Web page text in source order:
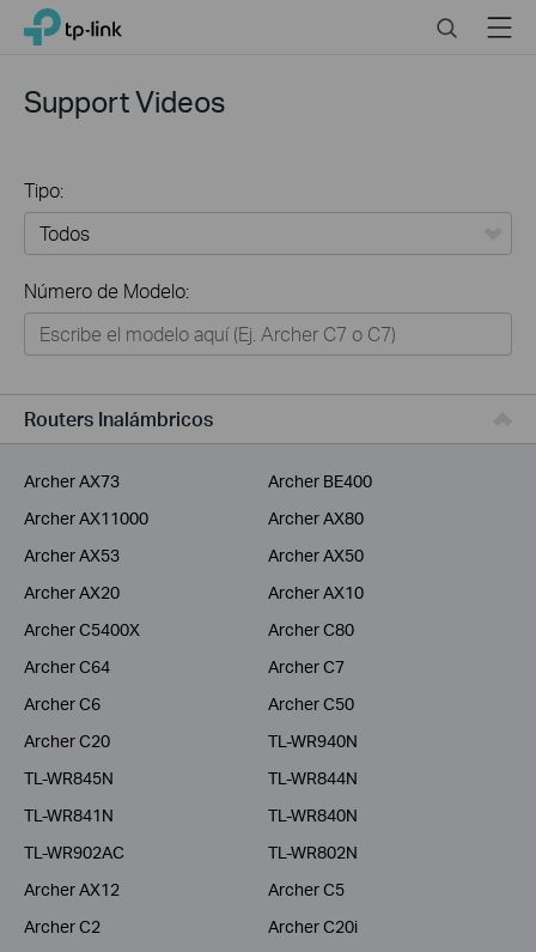
Click
navigation
TP-Link, Reliably Smart SearchMenu
Support Videos
Tipo:
Hogar
Hogar Inteligente
Negocios
Proveedor de Servicios
Número de Modelo:
Routers Inalámbricos
Archer AX73
Archer BE400
Archer AX11000
Archer AX80
Archer AX53
Archer AX50
Archer AX20
Archer AX10
Archer C5400X
Archer C80
Archer C64
Archer C7
Archer C6
Archer C50
Archer C20
TL-WR940N
TL-WR845N
TL-WR844N
TL-WR841N
TL-WR840N
TL-WR902AC
TL-WR802N
Archer AX12
Archer C5
Archer C2
Archer C20i